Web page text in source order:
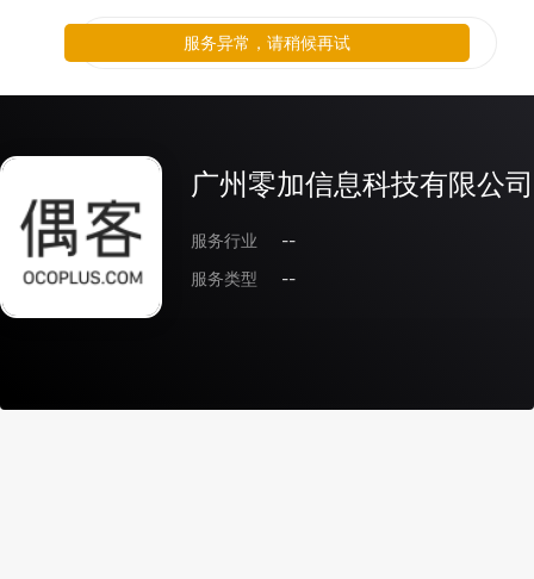
广州零加信息科技有限公司
服务行业
--
服务类型
--
服务异常，请稍候再试